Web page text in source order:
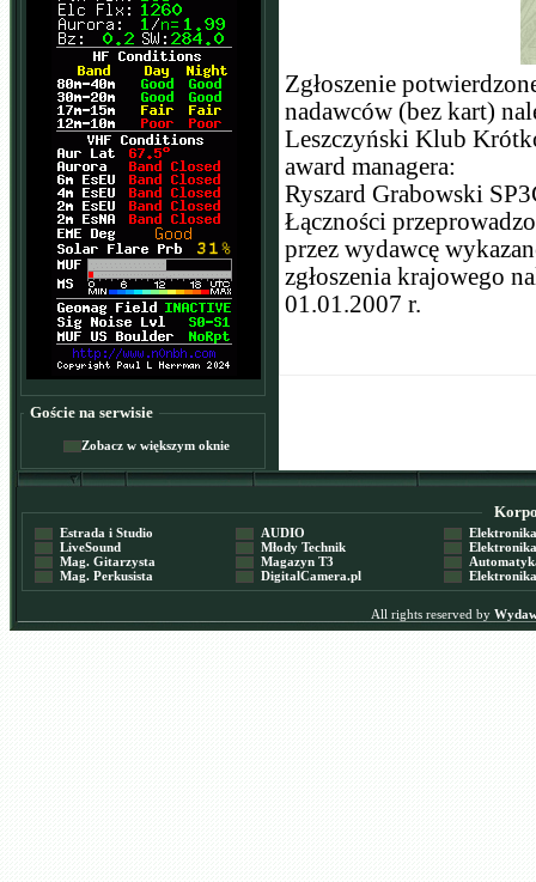
Goście na serwisie
Zobacz w większym oknie
Zgłoszenie
nadawców (bez kart)
Leszczyński Klub
award managera:
Ryszard Grabowski
Łączności
przez wydawcę
zgłoszenia krajowego
01.01.2007 r.
Estrada i Studio
LiveSound
Mag. Gitarzysta
Mag. Perkusista
AUDIO
Młody Technik
Magazyn T3
DigitalCamera.pl
Elektronika
Elektronika
Automatyka
Elektronika
All rights reserved by